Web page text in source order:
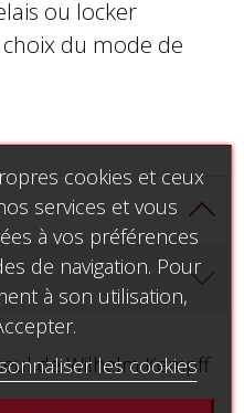
ou locker
du mode de
de Wilhelm Kempff
cookies et ceux
services et vous
à vos préférences
de navigation. Pour
à son utilisation,
les cookies